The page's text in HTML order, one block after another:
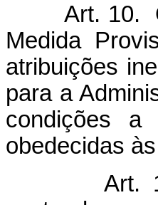
Art. 10. Os
Medida
atribuições
para a
condições a
obedecidas
Art. 11.